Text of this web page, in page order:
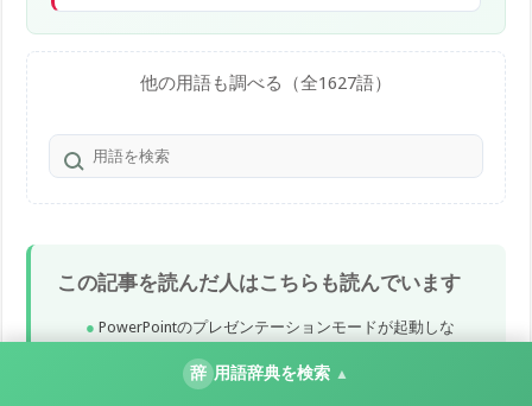
他の用語も調べる（全1627語）
この記事を読んだ人はこちらも読んでいます
PowerPointのプレゼンテーションモードが起動しな
Microsoft Formsでアンケート・クイズを作成・共有・
辞 用語辞典を検索 ▲